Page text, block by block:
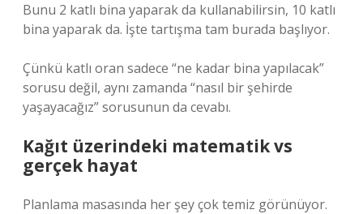
Bunu 2 katlı bina yaparak da kullanabilirsin, 10 katlı
bina yaparak da. İşte tartışma tam burada başlıyor.
Çünkü katlı oran sadece “ne kadar bina yapılacak”
sorusu değil, aynı zamanda “nasıl bir şehirde
yaşayacağız” sorusunun da cevabı.
Kağıt üzerindeki matematik vs
gerçek hayat
Planlama masasında her şey çok temiz görünüyor.